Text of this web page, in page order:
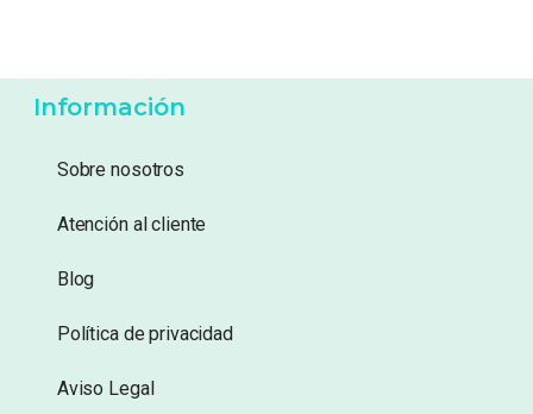
Información
Sobre nosotros
Atención al cliente
Blog
Política de privacidad
Aviso Legal